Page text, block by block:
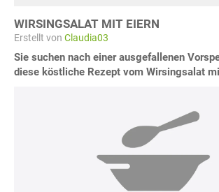
WIRSINGSALAT MIT EIERN
Erstellt von Claudia03
Sie suchen nach einer ausgefallenen
diese köstliche Rezept vom Wirsingsalat